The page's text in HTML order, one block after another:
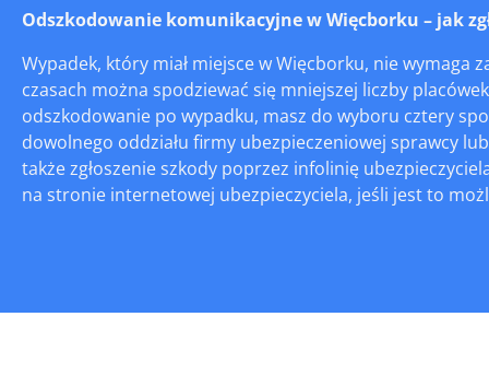
Odszkodowanie komunikacyjne w Więcborku – jak
Wypadek, który miał miejsce w Więcborku, nie wymaga
czasach można spodziewać się mniejszej liczby
odszkodowanie po wypadku, masz do wyboru cztery
dowolnego oddziału firmy ubezpieczeniowej sprawcy
także zgłoszenie szkody poprzez infolinię
na stronie internetowej ubezpieczyciela, jeśli jest to